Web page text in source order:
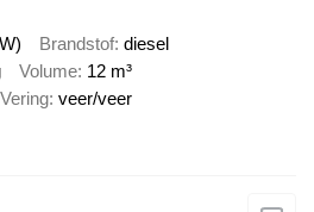
Brandstof diesel
Volume 12 m³
Vering veer/veer